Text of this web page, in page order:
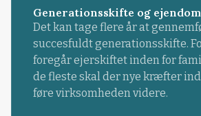
Generationsskifte og
Det kan tage flere år at
succesfuldt generationsskifte.
foregår ejerskiftet inden for
de fleste skal der nye kræfter
føre virksomheden videre.